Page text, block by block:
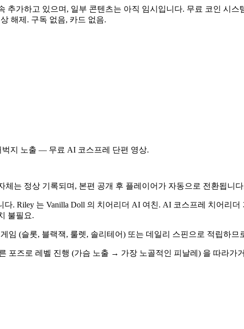
가하고 있으며, 일부 콘텐츠는 아직 임시입니다. 무료 코인 시스
해제. 구독 없음, 카드 없음.
지 노출 — 무료 AI 코스프레 단편 영상.
는 정상 기록되며, 본편 공개 후 플레이어가 자동으로 전환됩니
다. Riley 는 Vanilla Doll 의 치어리더 AI 여친. AI 코스프레 치어리
불필요.
임 (슬롯, 블랙잭, 룰렛, 솔리테어) 또는 데일리 스핀으로 적립하므
포즈로 레벨 진행 (가슴 노출 → 가장 노골적인 피날레) 을 따라가